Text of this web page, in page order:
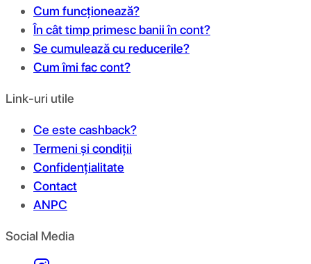
Cum funcționează?
În cât timp primesc banii în cont?
Se cumulează cu reducerile?
Cum îmi fac cont?
Link-uri utile
Ce este cashback?
Termeni și condiții
Confidențialitate
Contact
ANPC
Social Media